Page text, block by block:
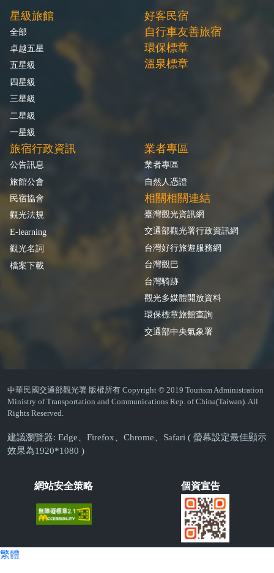
星級旅館
全部
卓越五星
五星級
四星級
三星級
二星級
一星級
好客民宿
自行車友善旅宿
環保標章
溫泉標章
旅宿行政資訊
公告訊息
旅館公會
民宿協會
觀光法規
E-learning
觀光名詞
檔案下載
業者專區
業者專區
自然人憑證
相關相關連結
臺灣觀光資訊網
交通部觀光署行政資訊網
台灣好行旅遊服務網
台灣觀巴
台灣騎跡
觀光多媒體開放資料
環保標章旅館查詢
交通部中央氣象署
中華民國交通部觀光署 版權所有 Copyright © 2019 Tourism Administration
Ministry of Transportation and Communications Rep. of China(Taiwan). All
Rights Reserved.
建議瀏覽器: Edge、Firefox、Chrome、Safari ( 螢幕設定最佳顯示
效果為1920*1080 )
網站安全策略 個資宣告
繁體